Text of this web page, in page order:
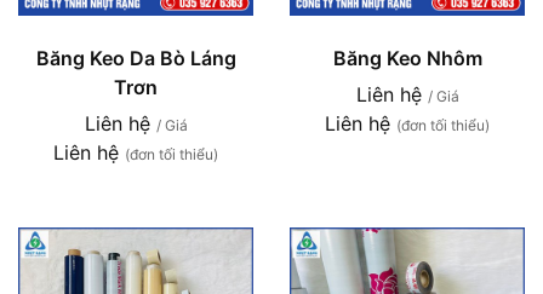
Băng Keo Da Bò Láng
Trơn
Liên hệ / Giá
Liên hệ (đơn tối thiểu)
Băng Keo Nhôm
Liên hệ / Giá
Liên hệ (đơn tối thiểu)